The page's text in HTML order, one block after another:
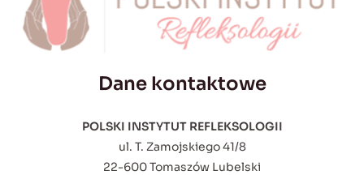
Dane kontaktowe
POLSKI INSTYTUT REFLEKSOLOGII
ul. T. Zamojskiego 41/8
22-600 Tomaszów Lubelski